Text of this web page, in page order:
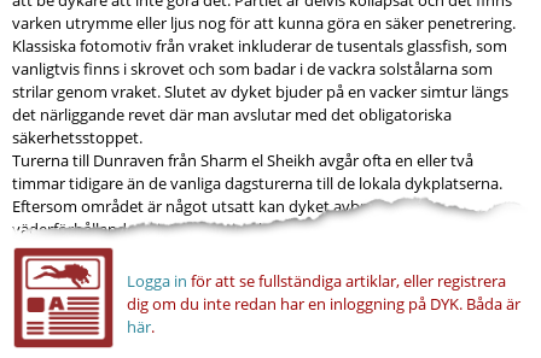
varken utrymme eller ljus nog för att kunna göra en säker penetrering.
Klassiska fotomotiv från vraket inkluderar de tusentals glassfish, som
vanligtvis finns i skrovet och som badar i de vackra solstålarna som
strilar genom vraket. Slutet av dyket bjuder på en vacker simtur längs
det närliggande revet där man avslutar med det obligatoriska
säkerhetsstoppet.
Turerna till Dunraven från Sharm el Sheikh avgår ofta en eller två
timmar tidigare än de vanliga dagsturerna till de lokala dykplatserna.
Eftersom området är något utsatt kan dyket avbrytas om
väderförhållandena inte är optimala.
Logga in för att se fullständiga artiklar, eller registrera
dig om du inte redan har en inloggning på DYK. Båda är
här.